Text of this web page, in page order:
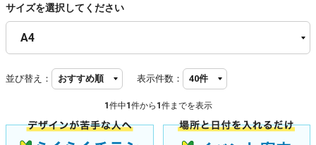
サイズを選択してください
並び替え： 表示件数：
1 件中1 件から 1 件までを表示